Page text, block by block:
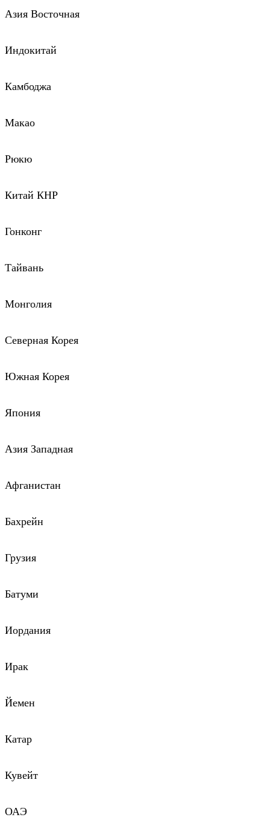
Азия Восточная
Индокитай
Камбоджа
Макао
Рюкю
Китай КНР
Гонконг
Тайвань
Монголия
Северная Корея
Южная Корея
Япония
Азия Западная
Афганистан
Бахрейн
Грузия
Батуми
Иордания
Ирак
Йемен
Катар
Кувейт
ОАЭ